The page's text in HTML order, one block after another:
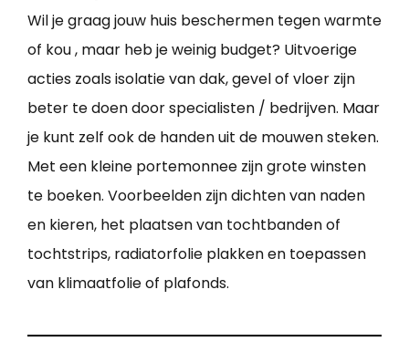
Wil je graag jouw huis beschermen tegen warmte
of kou , maar heb je weinig budget? Uitvoerige
acties zoals isolatie van dak, gevel of vloer zijn
beter te doen door specialisten / bedrijven. Maar
je kunt zelf ook de handen uit de mouwen steken.
Met een kleine portemonnee zijn grote winsten
te boeken. Voorbeelden zijn dichten van naden
en kieren, het plaatsen van tochtbanden of
tochtstrips, radiatorfolie plakken en toepassen
van klimaatfolie of plafonds.